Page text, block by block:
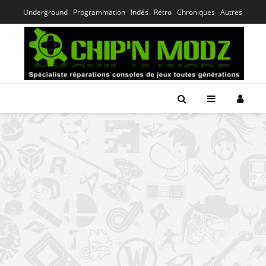
Underground Programmation Indés Rétro Chroniques Autres